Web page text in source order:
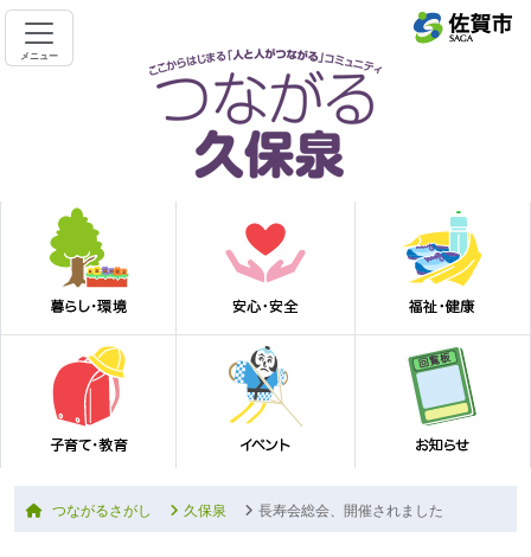
メニュー
つながるさがし 久保泉 長寿会総会、開催されました